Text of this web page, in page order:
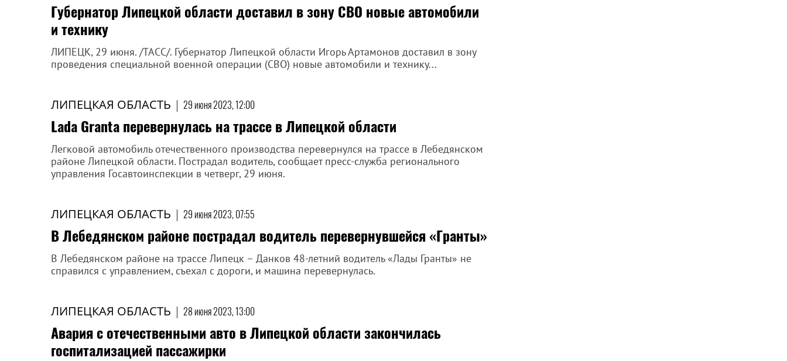
Губернатор Липецкой области доставил в зону СВО новые автомобили
и технику
ЛИПЕЦК, 29 июня. /ТАСС/. Губернатор Липецкой области Игорь Артамонов доставил в зону
проведения специальной военной операции (СВО) новые автомобили и технику...
ЛИПЕЦКАЯ ОБЛАСТЬ | 29 июня 2023, 12:00
Lada Granta перевернулась на трассе в Липецкой области
Легковой автомобиль отечественного производства перевернулся на трассе в Лебедянском
районе Липецкой области. Пострадал водитель, сообщает пресс-служба регионального
управления Госавтоинспекции в четверг, 29 июня.
ЛИПЕЦКАЯ ОБЛАСТЬ | 29 июня 2023, 07:55
В Лебедянском районе пострадал водитель перевернувшейся «Гранты»
В Лебедянском районе на трассе Липецк – Данков 48-летний водитель «Лады Гранты» не
справился с управлением, съехал с дороги, и машина перевернулась.
ЛИПЕЦКАЯ ОБЛАСТЬ | 28 июня 2023, 13:00
Авария с отечественными авто в Липецкой области закончилась
госпитализацией пассажирки